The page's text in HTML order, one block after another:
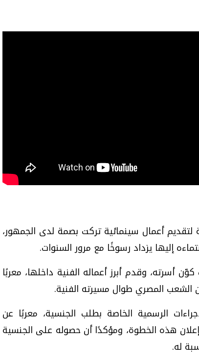
أعمال سينمائية تركت بصمة لدى الجمهور،
إليها يزداد رسوخًا مع مرور السنوات.
أسرته، وقدم أبرز أعماله الفنية داخلها، معربًا
الشعب المصري طوال مسيرته الفنية.
الرسمية الخاصة بطلب الجنسية، معربًا عن
هذه الخطوة، ومؤكدًا أن حصوله على الجنسية
له.